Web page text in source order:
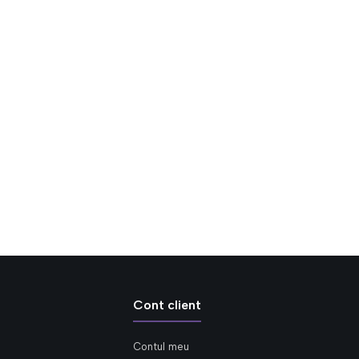
Cont client
Contul meu